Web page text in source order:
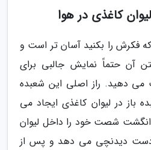
کاغذی در هوا
فکرش را بکنید آسان تر است و
آن حتماً نمایش جالبی برای
می دهید. راز اصلی این شعبده
باز در لیوان کاغذی ایجاد می
شصت خود را داخل لیوان
دست دیدنچی می دهد و پس از